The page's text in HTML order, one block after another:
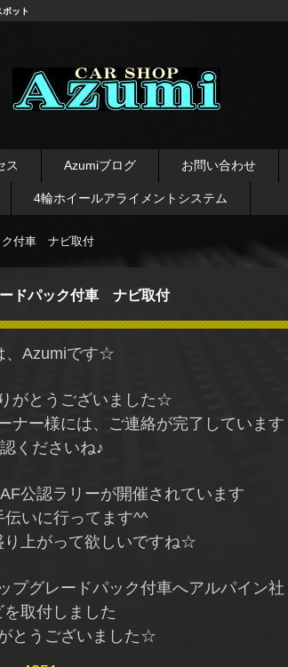
イール デッドニング カーオ
ーディオ レカロシート
ット
ス Azumiブログ お問い合わせ
4輪ホイールアライメントシステム
ク付車 ナビ取付
ドパック付車 ナビ取付
、Azumiです☆
がとうございました☆
ナー様には、ご連絡が完了しています
くださいね♪
公認ラリーが開催されています
いに行ってます^^
り上がって欲しいですね☆
グレードパック付車へアルパイン社
取付しました
とうございました☆